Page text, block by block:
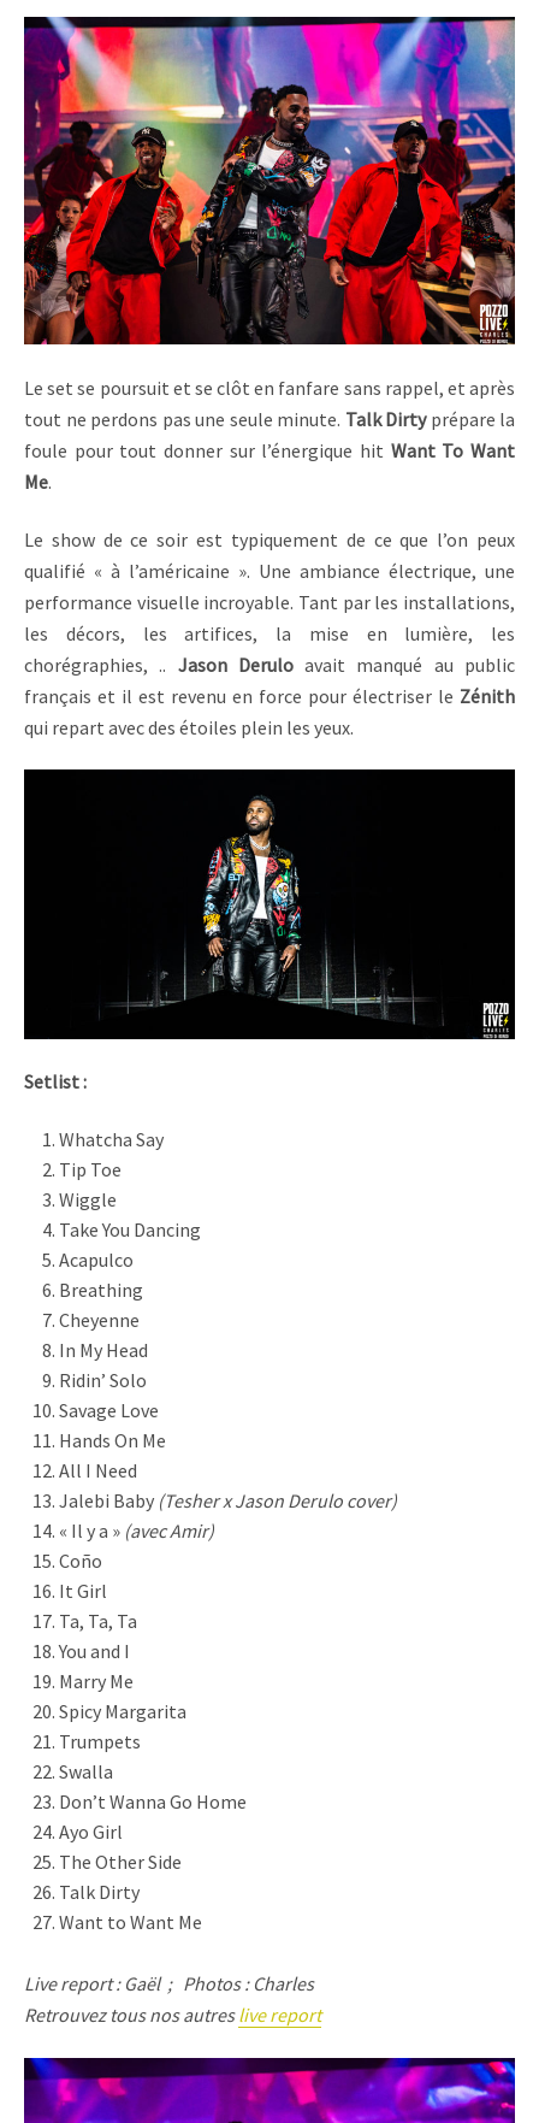
Le set se poursuit et se clôt en fanfare sans rappel, et après
tout ne perdons pas une seule minute. Talk Dirtyprépare la
foule pour tout donner sur l’énergique hit Want To Want
Me.
Le show de ce soir est typiquement de ce que l’on peux
qualifié « à l’américaine ». Une ambiance électrique, une
performance visuelle incroyable. Tant par les installations,
les décors, les artifices, la mise en lumière, les
chorégraphies, .. Jason Deruloavait manqué au public
français et il est revenu en force pour électriser le Zénith
qui repart avec des étoiles plein les yeux.
Setlist :
Whatcha Say
Tip Toe
Wiggle
Take You Dancing
Acapulco
Breathing
Cheyenne
In My Head
Ridin’ Solo
Savage Love
Hands On Me
All I Need
Jalebi Baby (Tesher x Jason Derulo cover)
« Il y a » (avec Amir)
Coño
It Girl
Ta, Ta, Ta
You and I
Marry Me
Spicy Margarita
Trumpets
Swalla
Don’t Wanna Go Home
Ayo Girl
The Other Side
Talk Dirty
Want to Want Me
Live report : Gaël ; Photos : Charles
Retrouvez tous nos autreslive report